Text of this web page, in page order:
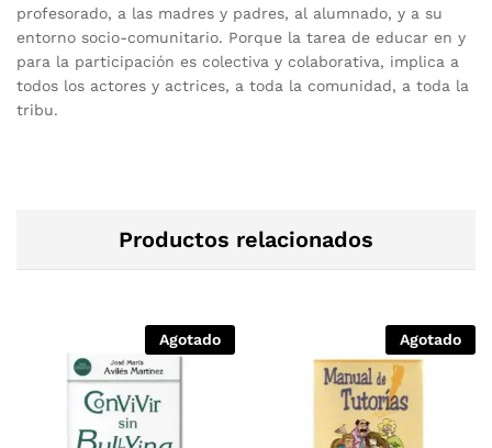
profesorado, a las madres y padres, al alumnado, y a su
entorno socio-comunitario. Porque la tarea de educar en y
para la participación es colectiva y colaborativa, implica a
todos los actores y actrices, a toda la comunidad, a toda la
tribu.
Productos relacionados
Agotado Agotado